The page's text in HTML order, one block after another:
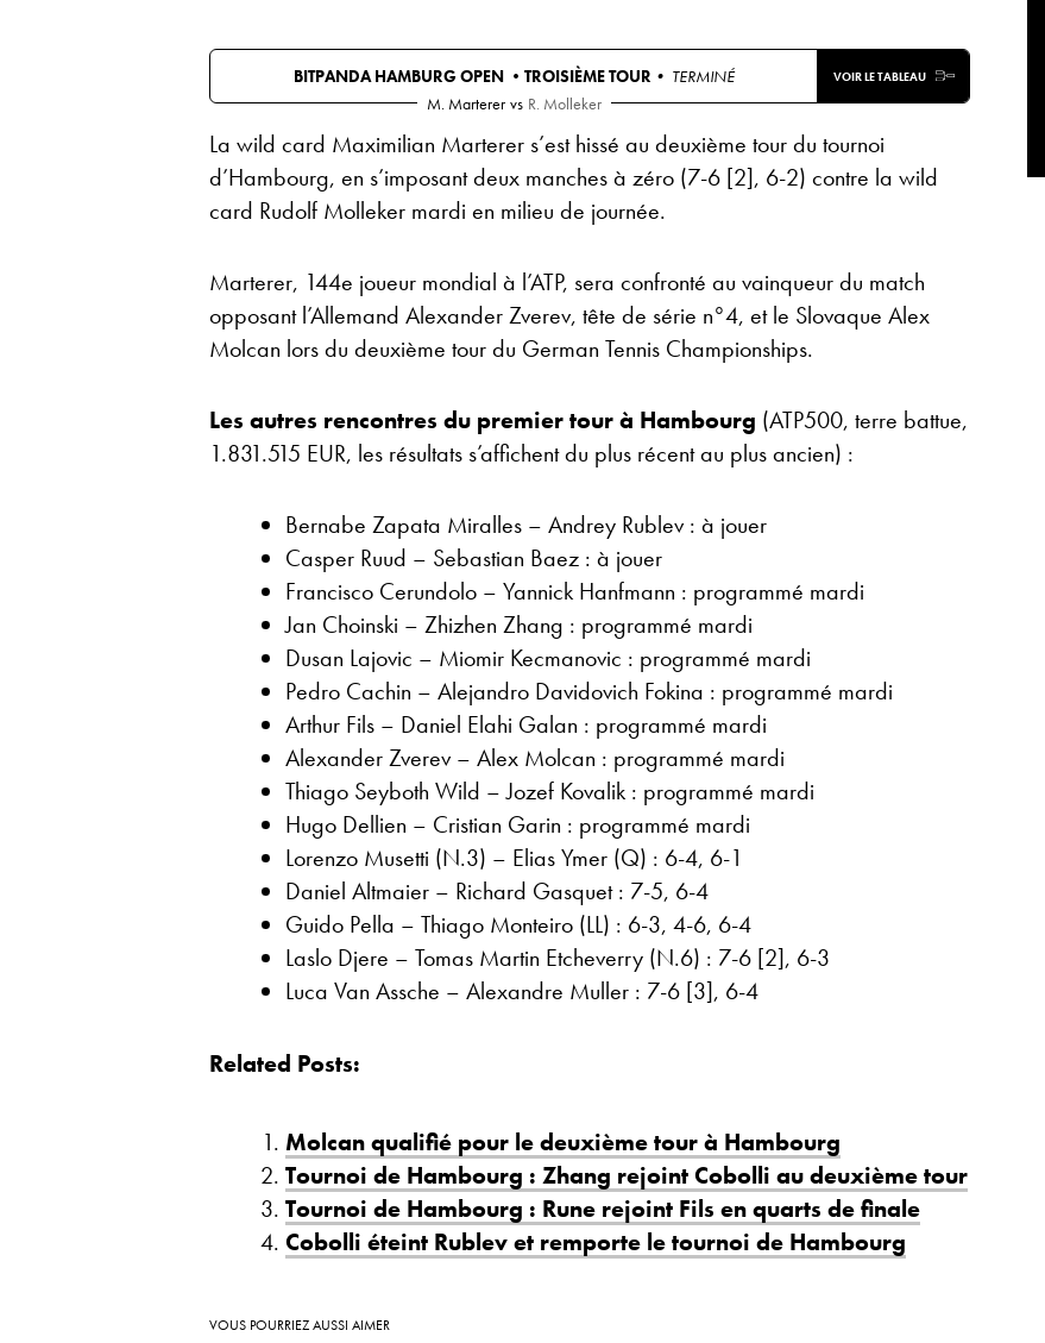
BITPANDA HAMBURG OPEN • TROISIÈME TOUR • TERMINÉ VOIR LE TABLEAU
M. Marterer vs R. Molleker
La wild card Maximilian Marterer s’est hissé au deuxième tour du tournoi
d’Hambourg, en s’imposant deux manches à zéro (7-6 [2], 6-2) contre la wild
card Rudolf Molleker mardi en milieu de journée.
Marterer, 144e joueur mondial à l’ATP, sera confronté au vainqueur du match
opposant l’Allemand Alexander Zverev, tête de série n°4, et le Slovaque Alex
Molcan lors du deuxième tour du German Tennis Championships.
Les autres rencontres du premier tour à Hambourg (ATP500, terre battue,
1.831.515 EUR, les résultats s’affichent du plus récent au plus ancien) :
Bernabe Zapata Miralles – Andrey Rublev : à jouer
Casper Ruud – Sebastian Baez : à jouer
Francisco Cerundolo – Yannick Hanfmann : programmé mardi
Jan Choinski – Zhizhen Zhang : programmé mardi
Dusan Lajovic – Miomir Kecmanovic : programmé mardi
Pedro Cachin – Alejandro Davidovich Fokina : programmé mardi
Arthur Fils – Daniel Elahi Galan : programmé mardi
Alexander Zverev – Alex Molcan : programmé mardi
Thiago Seyboth Wild – Jozef Kovalik : programmé mardi
Hugo Dellien – Cristian Garin : programmé mardi
Lorenzo Musetti (N.3) – Elias Ymer (Q) : 6-4, 6-1
Daniel Altmaier – Richard Gasquet : 7-5, 6-4
Guido Pella – Thiago Monteiro (LL) : 6-3, 4-6, 6-4
Laslo Djere – Tomas Martin Etcheverry (N.6) : 7-6 [2], 6-3
Luca Van Assche – Alexandre Muller : 7-6 [3], 6-4
Related Posts:
Molcan qualifié pour le deuxième tour à Hambourg
Tournoi de Hambourg : Zhang rejoint Cobolli au deuxième tour
Tournoi de Hambourg : Rune rejoint Fils en quarts de finale
Cobolli éteint Rublev et remporte le tournoi de Hambourg
VOUS POURRIEZ AUSSI AIMER